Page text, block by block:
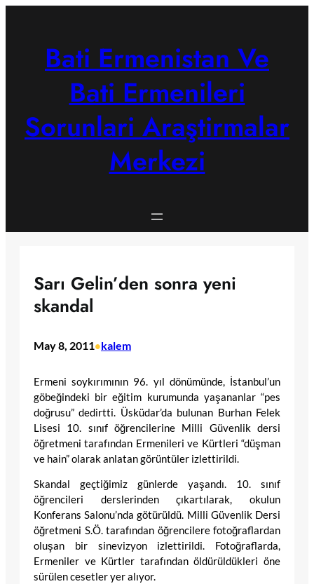
Bati Ermenistan Ve
Bati Ermenileri
Sorunlari Araştirmalar
Merkezi
Sarı Gelin’den sonra yeni
skandal
May 8, 2011•kalem
Ermeni soykırımının 96. yıl dönümünde, İstanbul’un
göbeğindeki bir eğitim kurumunda yaşananlar “pes
doğrusu” dedirtti. Üsküdar’da bulunan Burhan Felek
Lisesi 10. sınıf öğrencilerine Milli Güvenlik dersi
öğretmeni tarafından Ermenileri ve Kürtleri “düşman
ve hain” olarak anlatan görüntüler izlettirildi.
Skandal geçtiğimiz günlerde yaşandı. 10. sınıf
öğrencileri derslerinden çıkartılarak, okulun
Konferans Salonu’nda götürüldü. Milli Güvenlik Dersi
öğretmeni S.Ö. tarafından öğrencilere fotoğraflardan
oluşan bir sinevizyon izlettirildi. Fotoğraflarda,
Ermeniler ve Kürtler tarafından öldürüldükleri öne
sürülen cesetler yer alıyor.